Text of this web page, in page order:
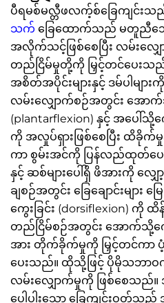
ပီရမစ်မလ္တီဖလက့်စ်ခြေကျင်းသ
သက် ခြေထောက်သည် မတူညီသော
အလိုက်သင့်ဖြစ်စေပြီး လမ်းလျှေ
တည်ငြိမ်မှုတို့ကို မြှင့်တင်ပေးသည်။
အစိတ်အပိုင်းများနှင့် ဒမ်ပါများကို
လမ်းလျှောက်စဉ်အတွင်း အောက်
(plantarflexion) နှင့် အပေါ်သို့ကွ
ကို အလှုပ်ရှားဖြစ်စေပြီး ထိခို
ကာ စွမ်းအင်ကို ပြန်လည်ထုတ်ပေ
နှင့် ဆစ်များပေါ်ရှိ ဖိအားကို လျှ
ချစဉ်အတွင်း ခြေချောင်းများ
ကွေးခြင်း (dorsiflexion) ကို ထိန်
တည်ငြိမ်စဉ်အတွင်း အောက်သို့ကွေ
အား တိုက်ခိုက်မှုကို မြှင့်တင်ကာ
ပေးသည်။ ထိုသို့ဖြင့် ပိုမိုသဘာဝက
လမ်းလျှောက်မှုကို ဖြစ်စေသည်။
ပေါ့ပါးသော ခြေကျင်းဝတ်သ